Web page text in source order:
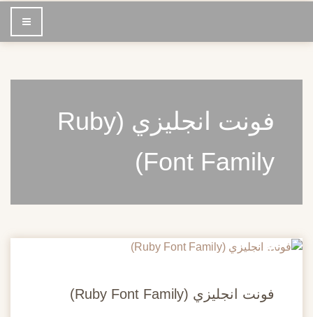
إضغط
للتصفح
فونت انجليزي (Ruby
Font Family)
20
فونت انجليزي (Ruby Font Family)